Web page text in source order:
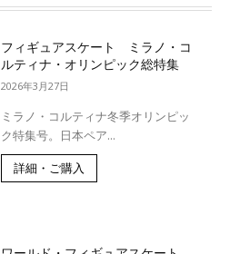
フィギュアスケート ミラノ・コ
ルティナ・オリンピック総特集
2026年3月27日
ミラノ・コルティナ冬季オリンピッ
ク特集号。日本ペア...
詳細・ご購入